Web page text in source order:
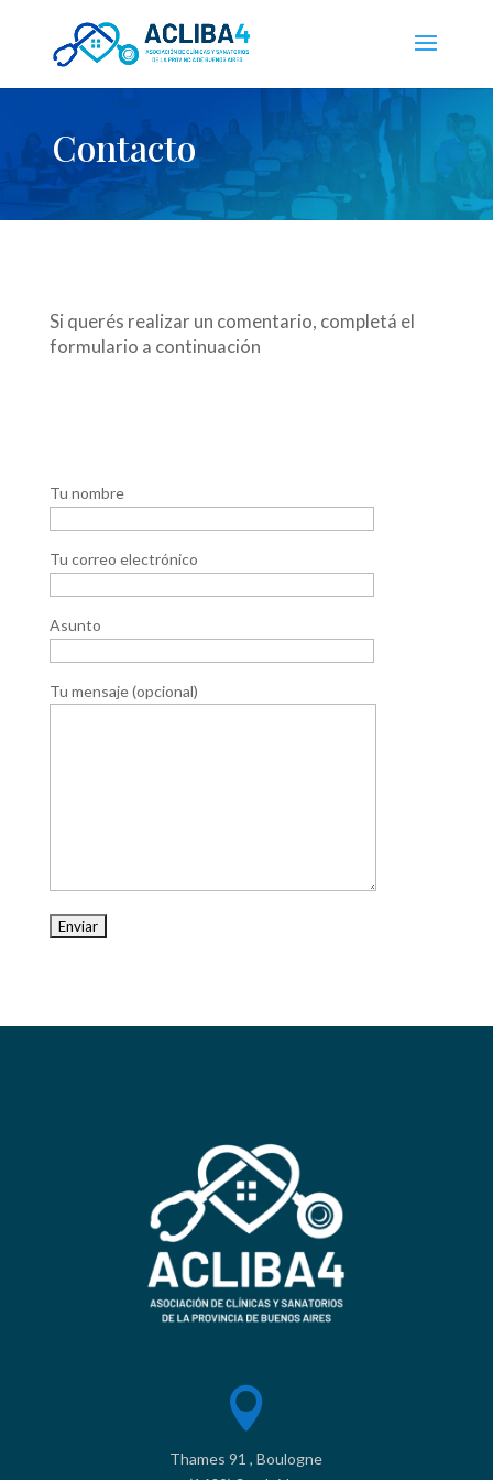
Contacto
Si querés realizar un comentario, completá el
formulario a continuación
Tu nombre
Tu correo electrónico
Asunto
Tu mensaje (opcional)

Thames 91 , Boulogne